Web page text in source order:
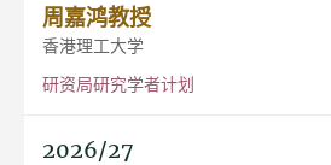
周嘉鸿教授
香港理工大学
研资局研究学者计划
2026/27